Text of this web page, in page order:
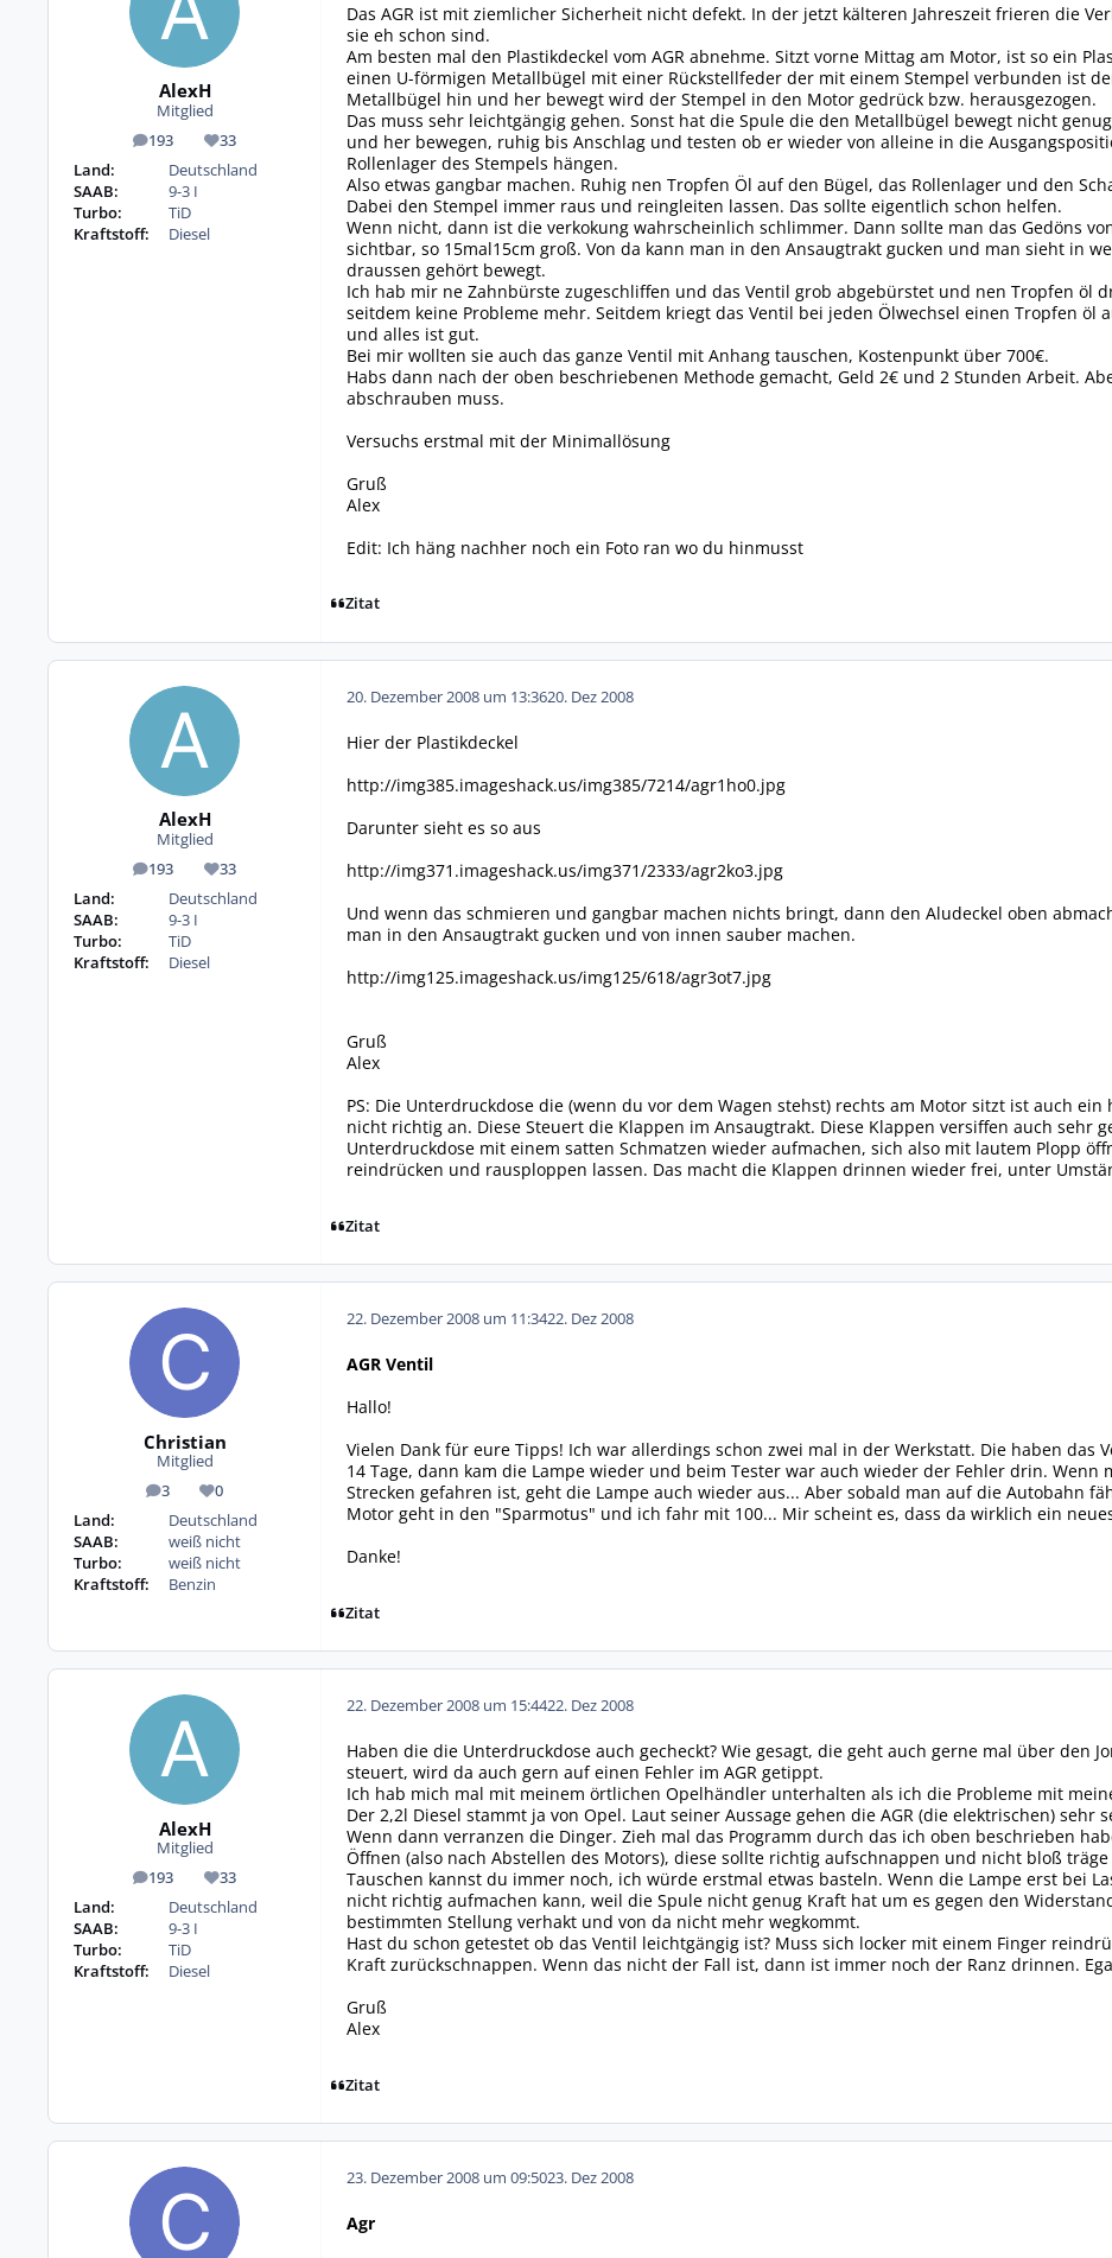
AlexH
Mitglied
193
Beiträge 33
Reputation
Land:
Deutschland
SAAB:
9-3 I
Turbo:
TiD
Kraftstoff:
Diesel
Das AGR ist mit ziemlicher Sicherheit nicht defekt. In der jetzt kälteren Jahreszeit frieren die
sie eh schon sind.
Am besten mal den Plastikdeckel vom AGR abnehme. Sitzt vorne Mittag am Motor, ist so ein
einen U-förmigen Metallbügel mit einer Rückstellfeder der mit einem Stempel verbunden ist
Metallbügel hin und her bewegt wird der Stempel in den Motor gedrück bzw. herausgezogen.
Das muss sehr leichtgängig gehen. Sonst hat die Spule die den Metallbügel bewegt nicht
und her bewegen, ruhig bis Anschlag und testen ob er wieder von alleine in die
Rollenlager des Stempels hängen.
Also etwas gangbar machen. Ruhig nen Tropfen Öl auf den Bügel, das Rollenlager und den
Dabei den Stempel immer raus und reingleiten lassen. Das sollte eigentlich schon helfen.
Wenn nicht, dann ist die verkokung wahrscheinlich schlimmer. Dann sollte man das Gedöns
sichtbar, so 15mal15cm groß. Von da kann man in den Ansaugtrakt gucken und man sieht in
draussen gehört bewegt.
Ich hab mir ne Zahnbürste zugeschliffen und das Ventil grob abgebürstet und nen Tropfen öl
seitdem keine Probleme mehr. Seitdem kriegt das Ventil bei jeden Ölwechsel einen Tropfen öl
und alles ist gut.
Bei mir wollten sie auch das ganze Ventil mit Anhang tauschen, Kostenpunkt über 700€.
Habs dann nach der oben beschriebenen Methode gemacht, Geld 2€ und 2 Stunden Arbeit.
abschrauben muss.
Versuchs erstmal mit der Minimallösung
Gruß
Alex
Edit: Ich häng nachher noch ein Foto ran wo du hinmusst
Zitat
AlexH
Mitglied
193
Beiträge 33
Reputation
Land:
Deutschland
SAAB:
9-3 I
Turbo:
TiD
Kraftstoff:
Diesel
20. Dezember 2008 um 13:3620. Dez 2008
Hier der Plastikdeckel
http://img385.imageshack.us/img385/7214/agr1ho0.jpg
Darunter sieht es so aus
http://img371.imageshack.us/img371/2333/agr2ko3.jpg
Und wenn das schmieren und gangbar machen nichts bringt, dann den Aludeckel oben
man in den Ansaugtrakt gucken und von innen sauber machen.
http://img125.imageshack.us/img125/618/agr3ot7.jpg
Gruß
Alex
PS: Die Unterdruckdose die (wenn du vor dem Wagen stehst) rechts am Motor sitzt ist auch
nicht richtig an. Diese Steuert die Klappen im Ansaugtrakt. Diese Klappen versiffen auch sehr
Unterdruckdose mit einem satten Schmatzen wieder aufmachen, sich also mit lautem Plopp
reindrücken und rausploppen lassen. Das macht die Klappen drinnen wieder frei, unter
Zitat
Christian
Mitglied
3
Beiträge0
Reputation
Land:
Deutschland
SAAB:
weiß nicht
Turbo:
weiß nicht
Kraftstoff:
Benzin
22. Dezember 2008 um 11:3422. Dez 2008
AGR Ventil
Hallo!
Vielen Dank für eure Tipps! Ich war allerdings schon zwei mal in der Werkstatt. Die haben das
14 Tage, dann kam die Lampe wieder und beim Tester war auch wieder der Fehler drin.
Strecken gefahren ist, geht die Lampe auch wieder aus... Aber sobald man auf die Autobahn
Motor geht in den "Sparmotus" und ich fahr mit 100... Mir scheint es, dass da wirklich ein
Danke!
Zitat
AlexH
Mitglied
193
Beiträge 33
Reputation
Land:
Deutschland
SAAB:
9-3 I
Turbo:
TiD
Kraftstoff:
Diesel
22. Dezember 2008 um 15:4422. Dez 2008
Haben die die Unterdruckdose auch gecheckt? Wie gesagt, die geht auch gerne mal über den
steuert, wird da auch gern auf einen Fehler im AGR getippt.
Ich hab mich mal mit meinem örtlichen Opelhändler unterhalten als ich die Probleme mit
Der 2,2l Diesel stammt ja von Opel. Laut seiner Aussage gehen die AGR (die elektrischen)
Wenn dann verranzen die Dinger. Zieh mal das Programm durch das ich oben beschrieben
Öffnen (also nach Abstellen des Motors), diese sollte richtig aufschnappen und nicht bloß
Tauschen kannst du immer noch, ich würde erstmal etwas basteln. Wenn die Lampe erst bei
nicht richtig aufmachen kann, weil die Spule nicht genug Kraft hat um es gegen den
bestimmten Stellung verhakt und von da nicht mehr wegkommt.
Hast du schon getestet ob das Ventil leichtgängig ist? Muss sich locker mit einem Finger
Kraft zurückschnappen. Wenn das nicht der Fall ist, dann ist immer noch der Ranz drinnen.
Gruß
Alex
Zitat
23. Dezember 2008 um 09:5023. Dez 2008
Agr